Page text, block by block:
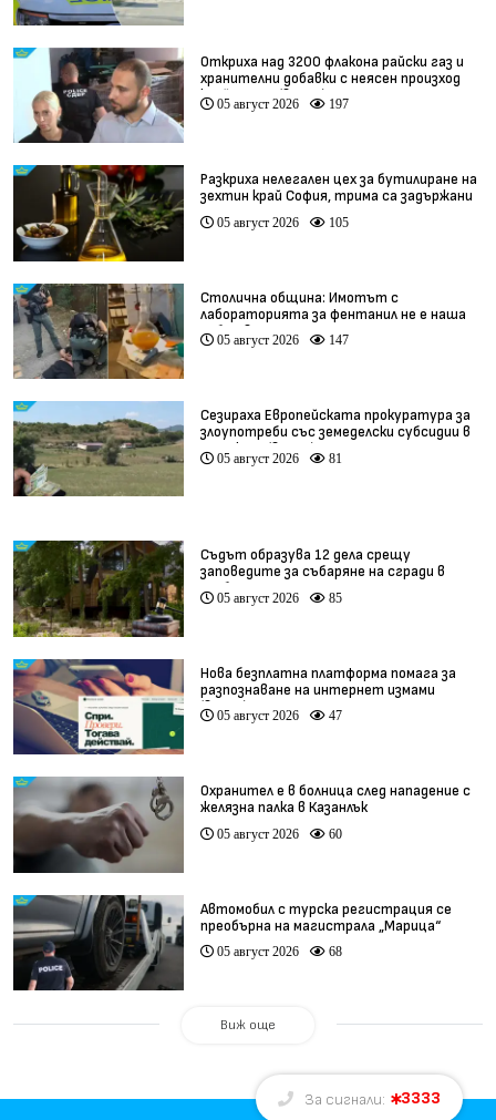
Откриха над 3200 флакона райски газ и
хранителни добавки с неясен произход
край София (видео)
05 август 2026 197
Разкриха нелегален цех за бутилиране на
зехтин край София, трима са задържани
05 август 2026 105
Столична община: Имотът с
лабораторията за фентанил не е наша
собственост
05 август 2026 147
Сезираха Европейската прокуратура за
злоупотреби със земеделски субсидии в
Кърджали (видео)
05 август 2026 81
Съдът образува 12 дела срещу
заповедите за събаряне на сгради в
„Баба Алино“
05 август 2026 85
Нова безплатна платформа помага за
разпознаване на интернет измами
(видео)
05 август 2026 47
Охранител е в болница след нападение с
желязна палка в Казанлък
05 август 2026 60
Автомобил с турска регистрация се
преобърна на магистрала „Марица“
05 август 2026 68
Виж още
За сигнали: 3333